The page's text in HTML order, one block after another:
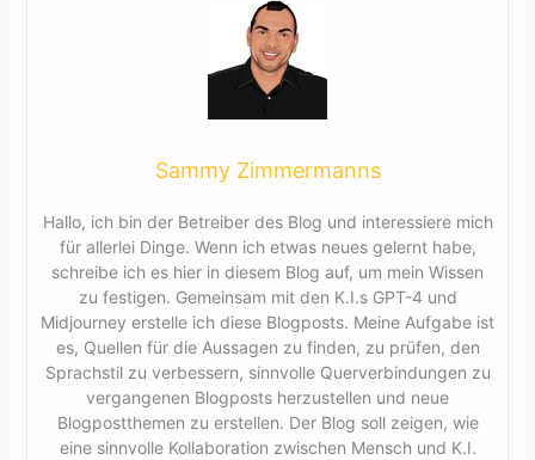
Sammy Zimmermanns
Hallo, ich bin der Betreiber des Blog und interessiere mich
für allerlei Dinge. Wenn ich etwas neues gelernt habe,
schreibe ich es hier in diesem Blog auf, um mein Wissen
zu festigen. Gemeinsam mit den K.I.s GPT-4 und
Midjourney erstelle ich diese Blogposts. Meine Aufgabe ist
es, Quellen für die Aussagen zu finden, zu prüfen, den
Sprachstil zu verbessern, sinnvolle Querverbindungen zu
vergangenen Blogposts herzustellen und neue
Blogpostthemen zu erstellen. Der Blog soll zeigen, wie
eine sinnvolle Kollaboration zwischen Mensch und K.I.